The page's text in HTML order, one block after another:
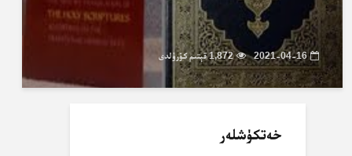
2021-04-16 1,872 قېتىم كۆرۈلدى
خەتكۈشلەر